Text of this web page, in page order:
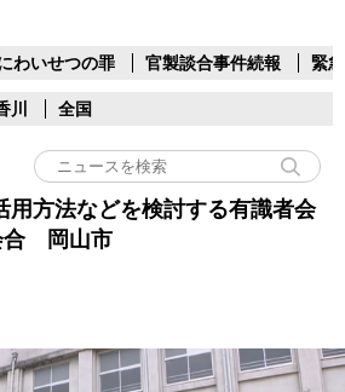
わいせつの罪 官製談合事件続報 緊
川 全国
用方法などを検討する有識者会
合 岡山市